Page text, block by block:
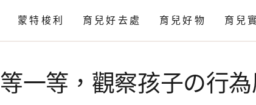
蒙特梭利
相關知識
育兒好去處 育兒好物 育兒
等一等，觀察孩子の行為